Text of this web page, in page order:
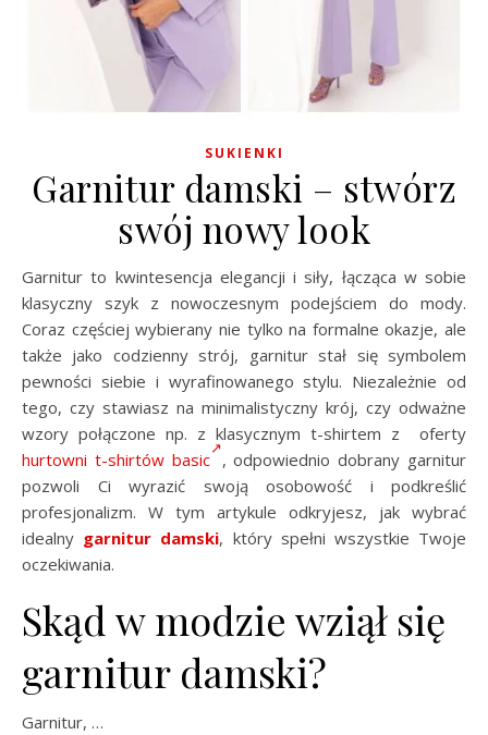
SUKIENKI
Garnitur damski – stwórz
swój nowy look
Garnitur to kwintesencja elegancji i siły, łącząca w sobie
klasyczny szyk z nowoczesnym podejściem do mody.
Coraz częściej wybierany nie tylko na formalne okazje, ale
także jako codzienny strój, garnitur stał się symbolem
pewności siebie i wyrafinowanego stylu. Niezależnie od
tego, czy stawiasz na minimalistyczny krój, czy odważne
wzory połączone np. z klasycznym t-shirtem z oferty
hurtowni t-shirtów basic
, odpowiednio dobrany garnitur
pozwoli Ci wyrazić swoją osobowość i podkreślić
profesjonalizm. W tym artykule odkryjesz, jak wybrać
idealny garnitur damski, który spełni wszystkie Twoje
oczekiwania.
Skąd w modzie wziął się
garnitur damski?
Garnitur, …